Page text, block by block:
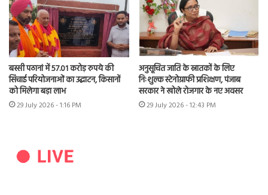
बस्सी पठानां में 57.01 करोड़ रुपये की
सिंचाई परियोजनाओं का उद्घाटन, किसानों
को मिलेगा बड़ा लाभ
29 July 2026 - 1:16 PM
अनुसूचित जाति के स्नातकों के लिए
निःशुल्क स्टेनोग्राफी प्रशिक्षण, पंजाब
सरकार ने खोले रोजगार के नए अवसर
29 July 2026 - 12:43 PM